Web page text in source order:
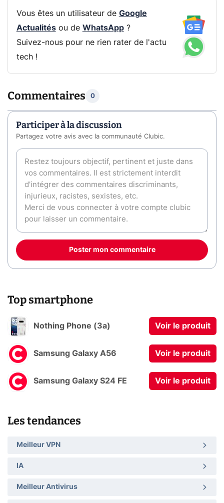
Vous êtes un utilisateur de Google
Actualitésou de WhatsApp?
Suivez-nous pour ne rien rater de l'actu
tech !
Commentaires 0
Participer à la discussion
Partagez votre avis avec la communauté Clubic.
Poster mon commentaire
Top smartphone
Nothing Phone (3a) Voir le produit
Samsung Galaxy A56 Voir le produit
Samsung Galaxy S24 FE Voir le produit
Les tendances
Meilleur VPN
IA
Meilleur Antivirus